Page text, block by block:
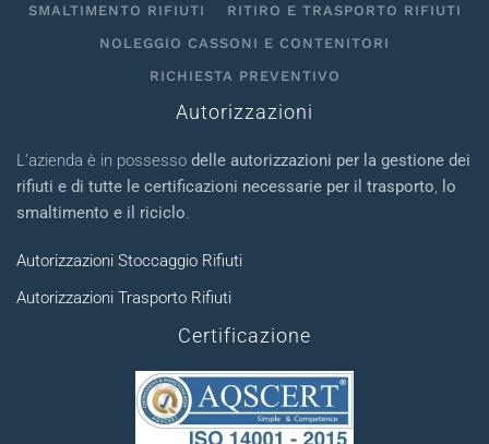
SMALTIMENTO RIFIUTI
RITIRO E TRASPORTO RIFIUTI
NOLEGGIO CASSONI E CONTENITORI
RICHIESTA PREVENTIVO
Autorizzazioni
L’azienda è in possesso delle autorizzazioni per la gestione dei
rifiuti e di tutte le certificazioni necessarie per il trasporto, lo
smaltimento e il riciclo.
Autorizzazioni Stoccaggio Rifiuti
Autorizzazioni Trasporto Rifiuti
Certificazione